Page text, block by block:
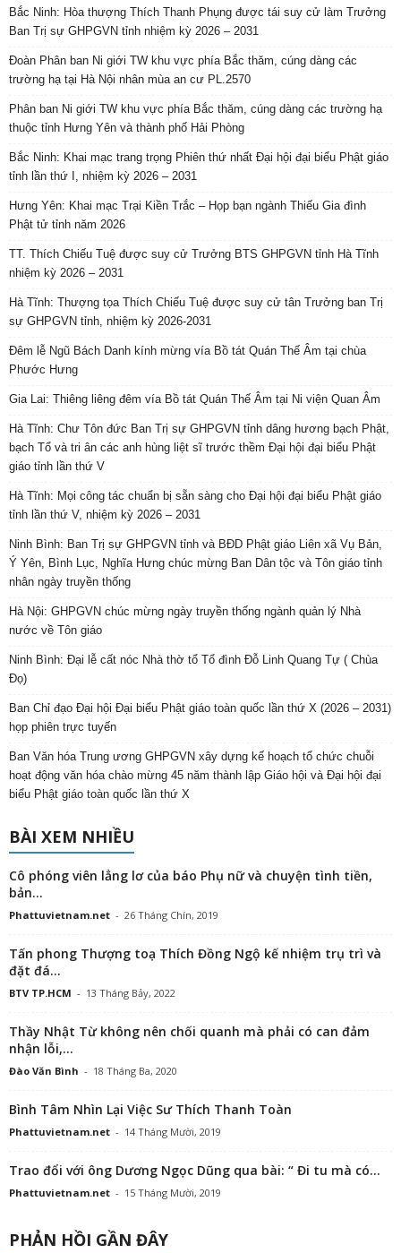
Bắc Ninh: Hòa thượng Thích Thanh Phụng được tái suy cử làm Trưởng
Ban Trị sự GHPGVN tỉnh nhiệm kỳ 2026 – 2031
Đoàn Phân ban Ni giới TW khu vực phía Bắc thăm, cúng dàng các
trường hạ tại Hà Nội nhân mùa an cư PL.2570
Phân ban Ni giới TW khu vực phía Bắc thăm, cúng dàng các trường hạ
thuộc tỉnh Hưng Yên và thành phố Hải Phòng
Bắc Ninh: Khai mạc trang trọng Phiên thứ nhất Đại hội đại biểu Phật giáo
tỉnh lần thứ I, nhiệm kỳ 2026 – 2031
Hưng Yên: Khai mạc Trại Kiền Trắc – Họp bạn ngành Thiếu Gia đình
Phật tử tỉnh năm 2026
TT. Thích Chiếu Tuệ được suy cử Trưởng BTS GHPGVN tỉnh Hà Tĩnh
nhiệm kỳ 2026 – 2031
Hà Tĩnh: Thượng tọa Thích Chiếu Tuệ được suy cử tân Trưởng ban Trị
sự GHPGVN tỉnh, nhiệm kỳ 2026-2031
Đêm lễ Ngũ Bách Danh kính mừng vía Bồ tát Quán Thế Âm tại chùa
Phước Hưng
Gia Lai: Thiêng liêng đêm vía Bồ tát Quán Thế Âm tại Ni viện Quan Âm
Hà Tĩnh: Chư Tôn đức Ban Trị sự GHPGVN tỉnh dâng hương bạch Phật,
bạch Tổ và tri ân các anh hùng liệt sĩ trước thềm Đại hội đại biểu Phật
giáo tỉnh lần thứ V
Hà Tĩnh: Mọi công tác chuẩn bị sẵn sàng cho Đại hội đại biểu Phật giáo
tỉnh lần thứ V, nhiệm kỳ 2026 – 2031
Ninh Bình: Ban Trị sự GHPGVN tỉnh và BĐD Phật giáo Liên xã Vụ Bản,
Ý Yên, Bình Lục, Nghĩa Hưng chúc mừng Ban Dân tộc và Tôn giáo tỉnh
nhân ngày truyền thống
Hà Nội: GHPGVN chúc mừng ngày truyền thống ngành quản lý Nhà
nước về Tôn giáo
Ninh Bình: Đại lễ cất nóc Nhà thờ tổ Tổ đình Đỗ Linh Quang Tự ( Chùa
Đọ)
Ban Chỉ đạo Đại hội Đại biểu Phật giáo toàn quốc lần thứ X (2026 – 2031)
họp phiên trực tuyến
Ban Văn hóa Trung ương GHPGVN xây dựng kế hoạch tổ chức chuỗi
hoạt động văn hóa chào mừng 45 năm thành lập Giáo hội và Đại hội đại
biểu Phật giáo toàn quốc lần thứ X
BÀI XEM NHIỀU
Cô phóng viên lẳng lơ của báo Phụ nữ và chuyện tình tiền,
bản...
Phattuvietnam.net - 26 Tháng Chín, 2019
Tấn phong Thượng toạ Thích Đồng Ngộ kế nhiệm trụ trì và
đặt đá...
BTV TP.HCM - 13 Tháng Bảy, 2022
Thầy Nhật Từ không nên chối quanh mà phải có can đảm
nhận lỗi,...
Đào Văn Bình - 18 Tháng Ba, 2020
Bình Tâm Nhìn Lại Việc Sư Thích Thanh Toàn
Phattuvietnam.net - 14 Tháng Mười, 2019
Trao đổi với ông Dương Ngọc Dũng qua bài: “ Đi tu mà có...
Phattuvietnam.net - 15 Tháng Mười, 2019
PHẢN HỒI GẦN ĐÂY